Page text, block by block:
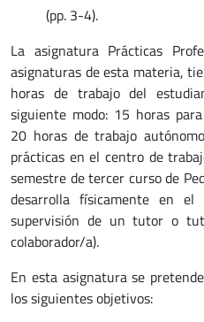
(pp. 3-4).
La asignatura Prácticas
asignaturas de esta materia,
horas de trabajo del
siguiente modo: 15 horas
20 horas de trabajo
prácticas en el centro de
semestre de tercer curso de
desarrolla físicamente en
supervisión de un tutor o
colaborador/a).
En esta asignatura se
los siguientes objetivos: